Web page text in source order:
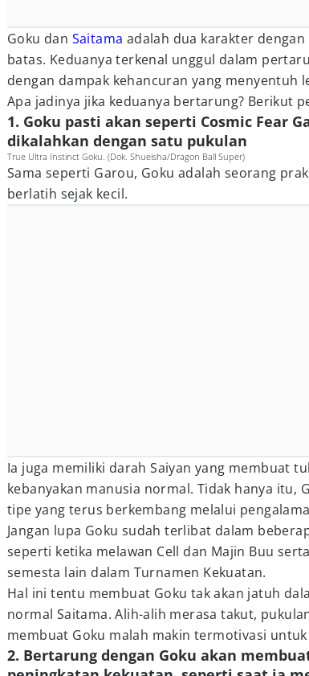
Goku dan Saitama adalah dua karakter
batas. Keduanya terkenal unggul dalam
dengan dampak kehancuran yang menyentuh
Apa jadinya jika keduanya bertarung? Berikut
1. Goku pasti akan seperti Cosmic Fear
dikalahkan dengan satu pukulan
True Ultra Instinct Goku. (Dok. Shueisha/Dragon Ball Super)
Sama seperti Garou, Goku adalah seorang
berlatih sejak kecil.
Ia juga memiliki darah Saiyan yang membuat
kebanyakan manusia normal. Tidak hanya itu,
tipe yang terus berkembang melalui
Jangan lupa Goku sudah terlibat dalam
seperti ketika melawan Cell dan Majin Buu
semesta lain dalam Turnamen Kekuatan.
Hal ini tentu membuat Goku tak akan jatuh
normal Saitama. Alih-alih merasa takut,
membuat Goku malah makin termotivasi
2. Bertarung dengan Goku akan